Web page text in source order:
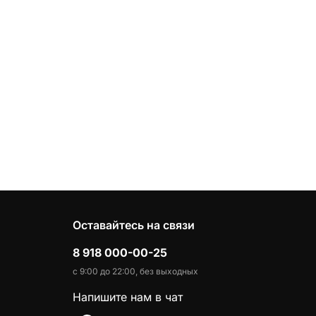
Оставайтесь на связи
8 918 000-00-25
с 9:00 до 22:00, без выходных
Напишите нам в чат